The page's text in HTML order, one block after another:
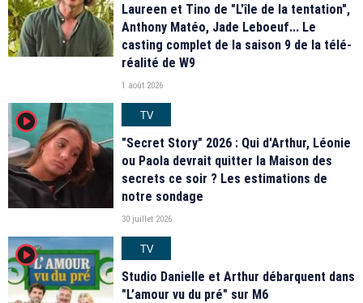
Laureen et Tino de "L'île de la tentation",
Anthony Matéo, Jade Leboeuf... Le
casting complet de la saison 9 de la télé-
réalité de W9
1 août 2026
player2
TV
"Secret Story" 2026 : Qui d'Arthur, Léonie
ou Paola devrait quitter la Maison des
secrets ce soir ? Les estimations de
notre sondage
30 juillet 2026
player2
TV
Studio Danielle et Arthur débarquent dans
"L’amour vu du pré" sur M6